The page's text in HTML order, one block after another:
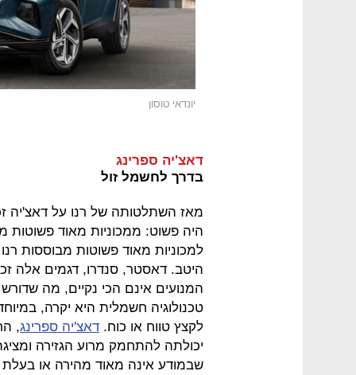
יונדאי טוסון
דאצ'יה ספרינג
בדרך לחשמל זול
מאז השתלטותה של רנו על דאצ'יה
היה פשוט: ממכוניות מאוד פשוטות
למכוניות מאוד פשוטות מבוססות
היטב. דאסטר, סנדרו, דגמים אלה
המנועים אינם הכי נקיים, מה
טכנולוגיה חשמלית היא יקרה,
לקצץ טווח או כוח. דאצ'יה ספרינג,
יכולתה להתחמק מרוע הגזירה